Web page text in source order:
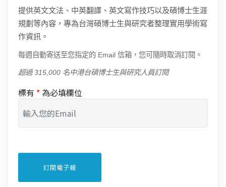
提供英文文法、中英翻譯、英文寫作技巧以及碩博士生涯
規劃等內容，專為台灣碩博士生與研究者整理實用學術寫
作資訊。
每週自動寄送至您指定的 Email 信箱，您可隨時取消訂閱。
超過 315,000 名中港台碩博士生與研究人員訂閱
標有 * 為必填欄位